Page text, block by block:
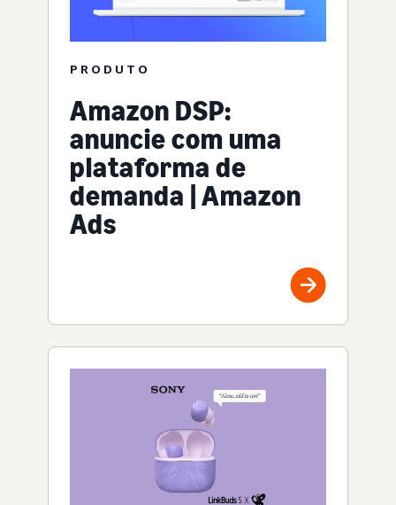
PRODUTO
Amazon DSP:
anuncie com uma
plataforma de
demanda | Amazon
Ads